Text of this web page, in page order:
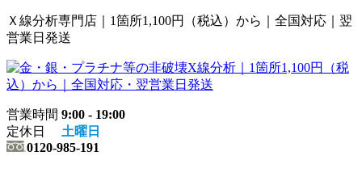
コ
ン
ン
ツ
ス
キ
ッ
ナ
ビ
ー
シ
ン
に
移
Ｘ線分析専門店｜1箇所1,100円（税込）から｜全国対応｜翌
営業日発送
営業時間 9:00 - 19:00
定休日 土曜日
0120-985-191